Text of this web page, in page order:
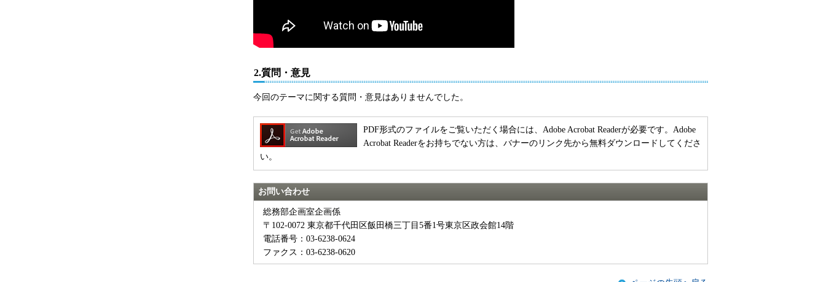
2.質問・意見
今回のテーマに関する質問・意見はありませんでした。
PDF形式のファイルをご覧いただく場合には、Adobe Acrobat Readerが必要です。Adobe
Acrobat Readerをお持ちでない方は、バナーのリンク先から無料ダウンロードしてくださ
い。
お問い合わせ
総務部企画室企画係
〒102-0072 東京都千代田区飯田橋三丁目5番1号東京区政会館14階
電話番号：03-6238-0624
ファクス：03-6238-0620